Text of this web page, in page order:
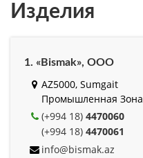
Изделия
1. «Bismak», ООО
AZ5000, Sumgait
Промышленная Зона
(+994 18) 4470060
(+994 18) 4470061
info@bismak.az